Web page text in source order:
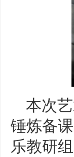
本次
锤炼备
乐教研